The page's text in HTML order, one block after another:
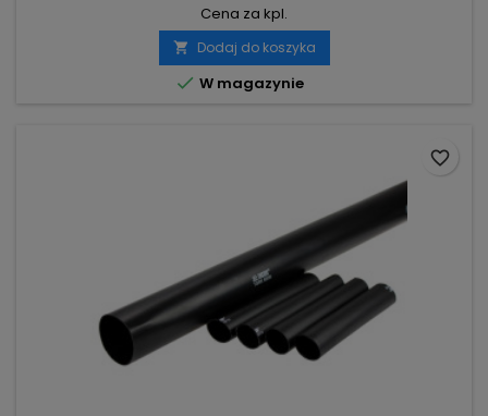
Cena za kpl.
 Dodaj do koszyka
 W magazynie
favorite_border